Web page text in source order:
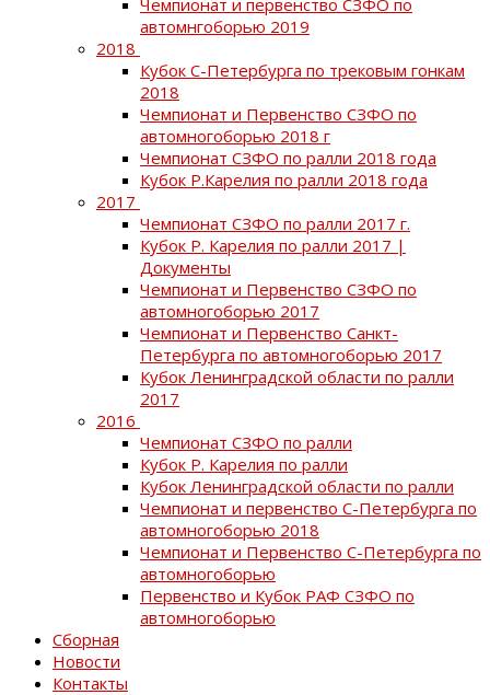
автомнгоборью 2019
2018
Кубок С-Петербурга по трековым гонкам
2018
Чемпионат и Первенство СЗФО по
автомногоборью 2018 г
Чемпионат СЗФО по ралли 2018 года
Кубок Р.Карелия по ралли 2018 года
2017
Чемпионат СЗФО по ралли 2017 г.
Кубок Р. Карелия по ралли 2017 |
Документы
Чемпионат и Первенство СЗФО по
автомногоборью 2017
Чемпионат и Первенство Санкт-
Петербурга по автомногоборью 2017
Кубок Ленинградской области по ралли
2017
2016
Чемпионат СЗФО по ралли
Кубок Р. Карелия по ралли
Кубок Ленинградской области по ралли
Чемпионат и первенство С-Петербурга по
автомногоборью 2018
Чемпионат и Первенство С-Петербурга по
автомногоборью
Первенство и Кубок РАФ СЗФО по
автомногоборью
Сборная
Новости
Контакты